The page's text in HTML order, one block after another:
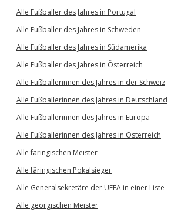
Alle Fußballer des Jahres in Portugal
Alle Fußballer des Jahres in Schweden
Alle Fußballer des Jahres in Südamerika
Alle Fußballer des Jahres in Österreich
Alle Fußballerinnen des Jahres in der Schweiz
Alle Fußballerinnen des Jahres in Deutschland
Alle Fußballerinnen des Jahres in Europa
Alle Fußballerinnen des Jahres in Österreich
Alle färingischen Meister
Alle färingischen Pokalsieger
Alle Generalsekretäre der UEFA in einer Liste
Alle georgischen Meister